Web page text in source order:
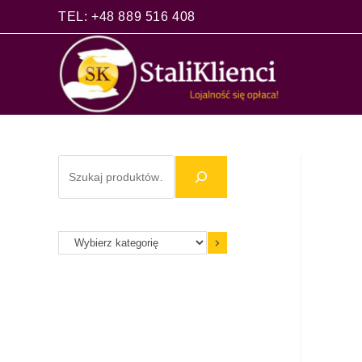
TEL: +48 889 516 408